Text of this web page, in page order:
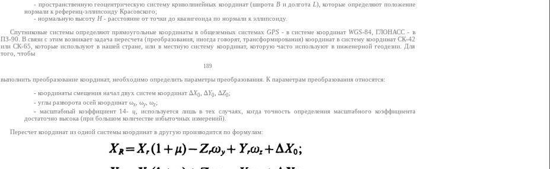
- пространственную геоцентрическую систему криволинейных координат (широта В и долгота L), которые определяют положение
нормали к референц-эллипсоиду Красовского;
- нормальную высоту Н - расстояние от точки до квазигеоида по нормали к эллипсоиду.
Спутниковые системы определяют прямоугольные координаты в общеземных системахGPS - в системе координат WGS-84, ГЛОНАСС - в
ПЗ-90. В связи с этим возникает задача пересчета (преобразования, иногда говорят, трансформирования) координат в систему координат СК-42
или СК-65, которые используют в нашей стране, или в местную систему координат, которую часто используют в инженерной геодезии. Для
того, чтобы
189
выполнить преобразование координат, необходимо определить параметры преобразования. К параметрам преобразования относятся:
- координаты смещения начал двух систем координат ∆X0 , ∆Y0 , ∆Z0 ;
- углы разворота осей координат ωx , ωy , ωz;
- масштабный коэффициент 14- ц , используется лишь в тех случаях, когда точность определения масштабного коэффициента
достаточно высока (при большом количестве избыточных измерений).
Пересчет координат из одной системы координат в другую производится по формулам: